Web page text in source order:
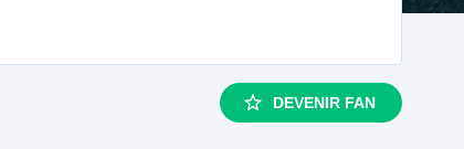
DEVENIR FAN